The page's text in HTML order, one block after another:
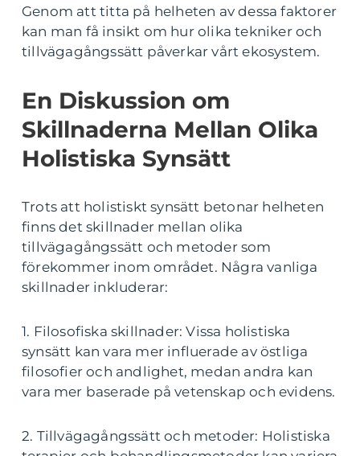
Genom att titta på helheten av dessa faktorer
kan man få insikt om hur olika tekniker och
tillvägagångssätt påverkar vårt ekosystem.
En Diskussion om
Skillnaderna Mellan Olika
Holistiska Synsätt
Trots att holistiskt synsätt betonar helheten
finns det skillnader mellan olika
tillvägagångssätt och metoder som
förekommer inom området. Några vanliga
skillnader inkluderar:
1. Filosofiska skillnader: Vissa holistiska
synsätt kan vara mer influerade av östliga
filosofier och andlighet, medan andra kan
vara mer baserade på vetenskap och evidens.
2. Tillvägagångssätt och metoder: Holistiska